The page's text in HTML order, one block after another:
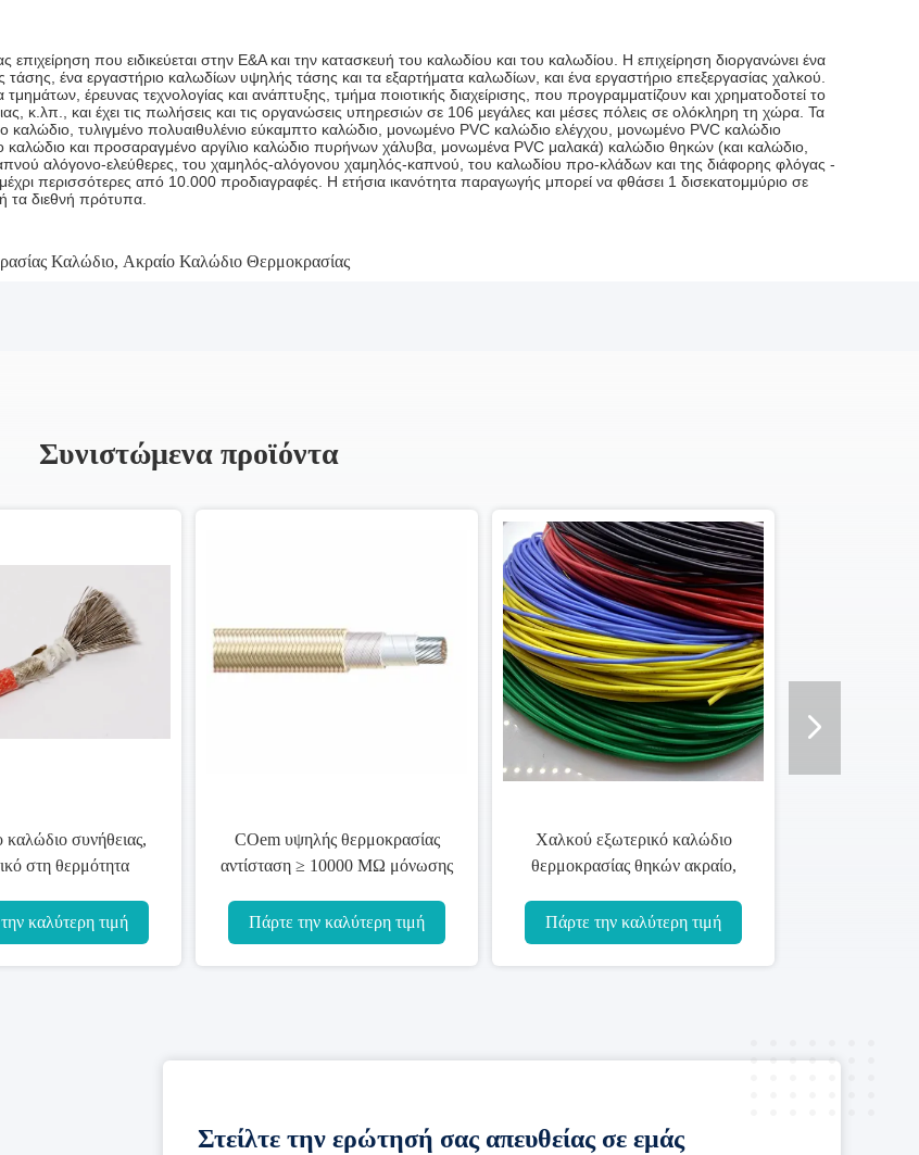
που ειδικεύεται στην Ε&Α και την κατασκευή του καλωδίου και του καλωδίου. Η επιχείρηση διοργανώνει ένα
ένα εργαστήριο καλωδίων υψηλής τάσης και τα εξαρτήματα καλωδίων, και ένα εργαστήριο επεξεργασίας χαλκού.
έρευνας τεχνολογίας και ανάπτυξης, τμήμα ποιοτικής διαχείρισης, που προγραμματίζουν και χρηματοδοτεί το
κ.λπ., και έχει τις πωλήσεις και τις οργανώσεις υπηρεσιών σε 106 μεγάλες και μέσες πόλεις σε ολόκληρη τη χώρα. Τα
καλώδιο, τυλιγμένο πολυαιθυλένιο εύκαμπτο καλώδιο, μονωμένο PVC καλώδιο ελέγχου, μονωμένο PVC καλώδιο
και προσαραγμένο αργίλιο καλώδιο πυρήνων χάλυβα, μονωμένα PVC μαλακά) καλώδιο θηκών (και καλώδιο,
αλόγονο-ελεύθερες, του χαμηλός-αλόγονου χαμηλός-καπνού, του καλωδίου προ-κλάδων και της διάφορης φλόγας -
περισσότερες από 10.000 προδιαγραφές. Η ετήσια ικανότητα παραγωγής μπορεί να φθάσει 1 δισεκατομμύριο σε
τα διεθνή πρότυπα.
Καλώδιο, Ακραίο Καλώδιο Θερμοκρασίας
Συνιστώμενα προϊόντα
συνήθειας,
στη θερμότητα
καλύτερη τιμή
COem υψηλής θερμοκρασίας
αντίσταση ≥ 10000 MΩ μόνωσης
Πάρτε την καλύτερη τιμή
Χαλκού εξωτερικό καλώδιο
θερμοκρασίας θηκών ακραίο,
Belden
Πάρτε την καλύτερη τιμή
Στείλτε την ερώτησή σας απευθείας σε εμάς